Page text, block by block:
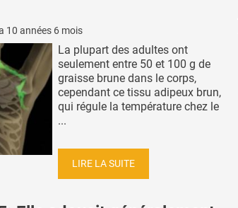
10 années 6 mois
La plupart des adultes ont
seulement entre 50 et 100 g de
graisse brune dans le corps,
cependant ce tissu adipeux brun,
qui régule la température chez le
...
LIRE LA SUITE